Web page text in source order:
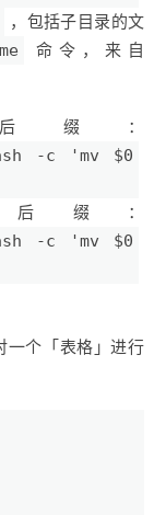
，包括子目录的文
命令，来自
缀：
-c 'mv $0
缀：
-c 'mv $0
一个「表格」进行